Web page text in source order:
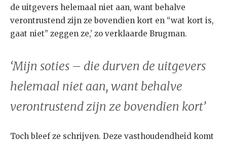
de uitgevers helemaal niet aan, want behalve
verontrustend zijn ze bovendien kort en “wat kort is,
gaat niet” zeggen ze,’ zo verklaarde Brugman.
‘Mijn soties – die durven de uitgevers
helemaal niet aan, want behalve
verontrustend zijn ze bovendien kort’
Toch bleef ze schrijven. Deze vasthoudendheid komt